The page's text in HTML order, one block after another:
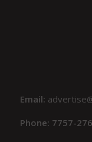
Email:
Phone: 7757-